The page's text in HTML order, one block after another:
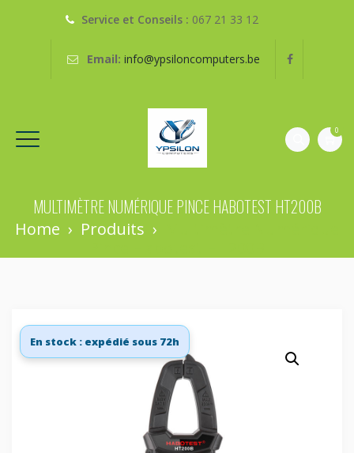
Service et Conseils : 067 21 33 12
Email: info@ypsiloncomputers.be
0
MULTIMÈTRE NUMÉRIQUE PINCE HABOTEST HT200B
Home › Produits ›
En stock : expédié sous 72h